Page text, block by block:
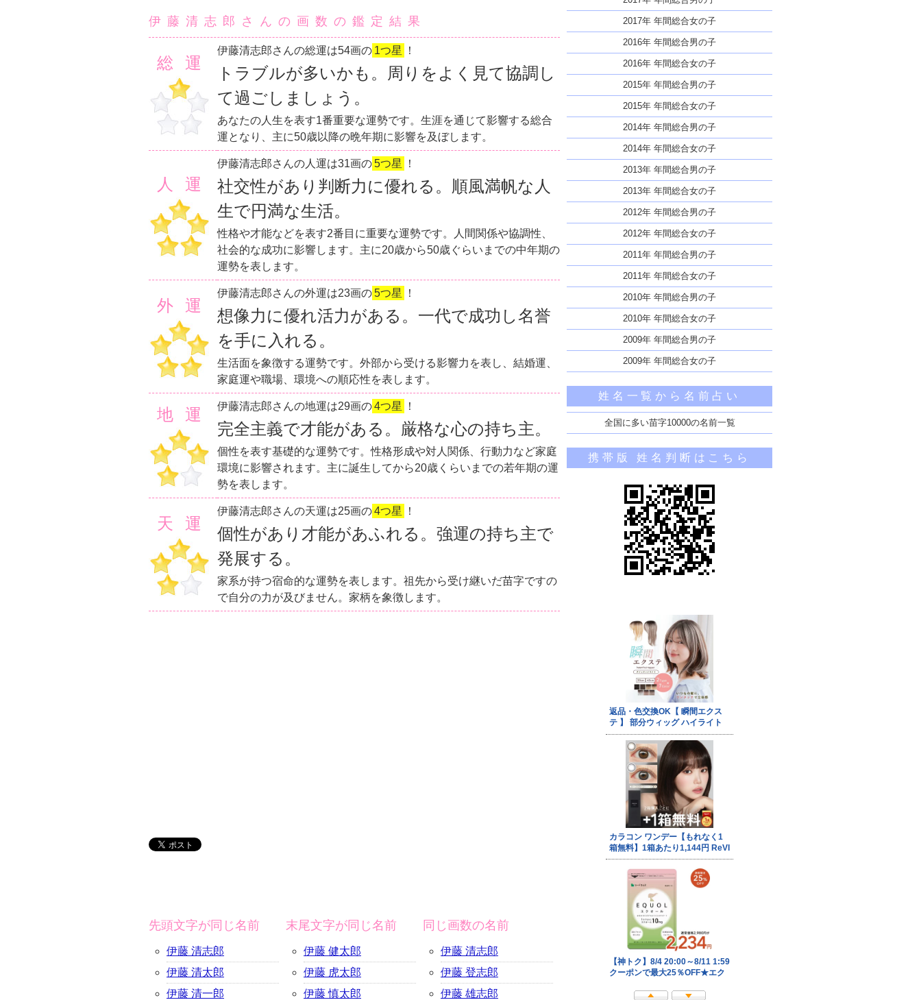
伊藤清志郎さんの画数の鑑定結果
総運
伊藤清志郎さんの総運は54画の 1つ星 ！
トラブルが多いかも。周りをよく見て協調し
て過ごしましょう。
あなたの人生を表す1番重要な運勢です。生涯を通じて影響する総合
運となり、主に50歳以降の晩年期に影響を及ぼします。
人運
伊藤清志郎さんの人運は31画の5つ星 ！
社交性があり判断力に優れる。順風満帆な人
生で円満な生活。
性格や才能などを表す2番目に重要な運勢です。人間関係や協調性、
社会的な成功に影響します。主に20歳から50歳ぐらいまでの中年期の
運勢を表します。
外運
伊藤清志郎さんの外運は23画の5つ星 ！
想像力に優れ活力がある。一代で成功し名誉
を手に入れる。
生活面を象徴する運勢です。外部から受ける影響力を表し、結婚運、
家庭運や職場、環境への順応性を表します。
地運 伊藤清志郎さんの地運は29画の4つ星 ！
完全主義で才能がある。厳格な心の持ち主。
個性を表す基礎的な運勢です。性格形成や対人関係、行動力など家庭
環境に影響されます。主に誕生してから20歳くらいまでの若年期の運
勢を表します。
天運
伊藤清志郎さんの天運は25画の4つ星 ！
個性があり才能があふれる。強運の持ち主で
発展する。
家系が持つ宿命的な運勢を表します。祖先から受け継いだ苗字ですの
で自分の力が及びません。家柄を象徴します。
先頭文字が同じ名前
伊藤 清志郎
伊藤 清太郎
伊藤 清一郎
末尾文字が同じ名前
伊藤 健太郎
伊藤 虎太郎
伊藤 慎太郎
同じ画数の名前
伊藤 清志郎
伊藤 登志郎
伊藤 雄志郎
2017年 年間総合女の子
2016年 年間総合男の子
2016年 年間総合女の子
2015年 年間総合男の子
2015年 年間総合女の子
2014年 年間総合男の子
2014年 年間総合女の子
2013年 年間総合男の子
2013年 年間総合女の子
2012年 年間総合男の子
2012年 年間総合女の子
2011年 年間総合男の子
2011年 年間総合女の子
2010年 年間総合男の子
2010年 年間総合女の子
2009年 年間総合男の子
2009年 年間総合女の子
姓名一覧から名前占い
全国に多い苗字10000の名前一覧
携帯版 姓名判断はこちら